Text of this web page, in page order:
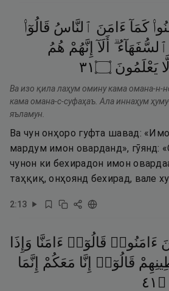
كَمَآ ءَامَنَ ٱلنَّاسُ قَالُوٓا۟
ٱلسُّفَهَآءُ ۗ أَلَآ إِنَّهُمْ هُمُ
لَّا يَعْلَمُونَ ۝١٣
Ва изо қила лаҳум омину кама омана-н-
кама омана-с-суфаҳаъ. Ала иннаҳум
яъламун.
Ва чун онҳоро гуфта шавад:
мардум имон оварданд», гӯянд:
чунон ки бехирадон имон
таҳқиқ, онҳоянд бехирад, вале
2:13
ءَامَنُوا۟ قَالُوٓا۟ ءَامَنَّا وَإِذَا
قَالُوٓا۟ إِنَّا مَعَكُمْ إِنَّمَا
۝ ١٤